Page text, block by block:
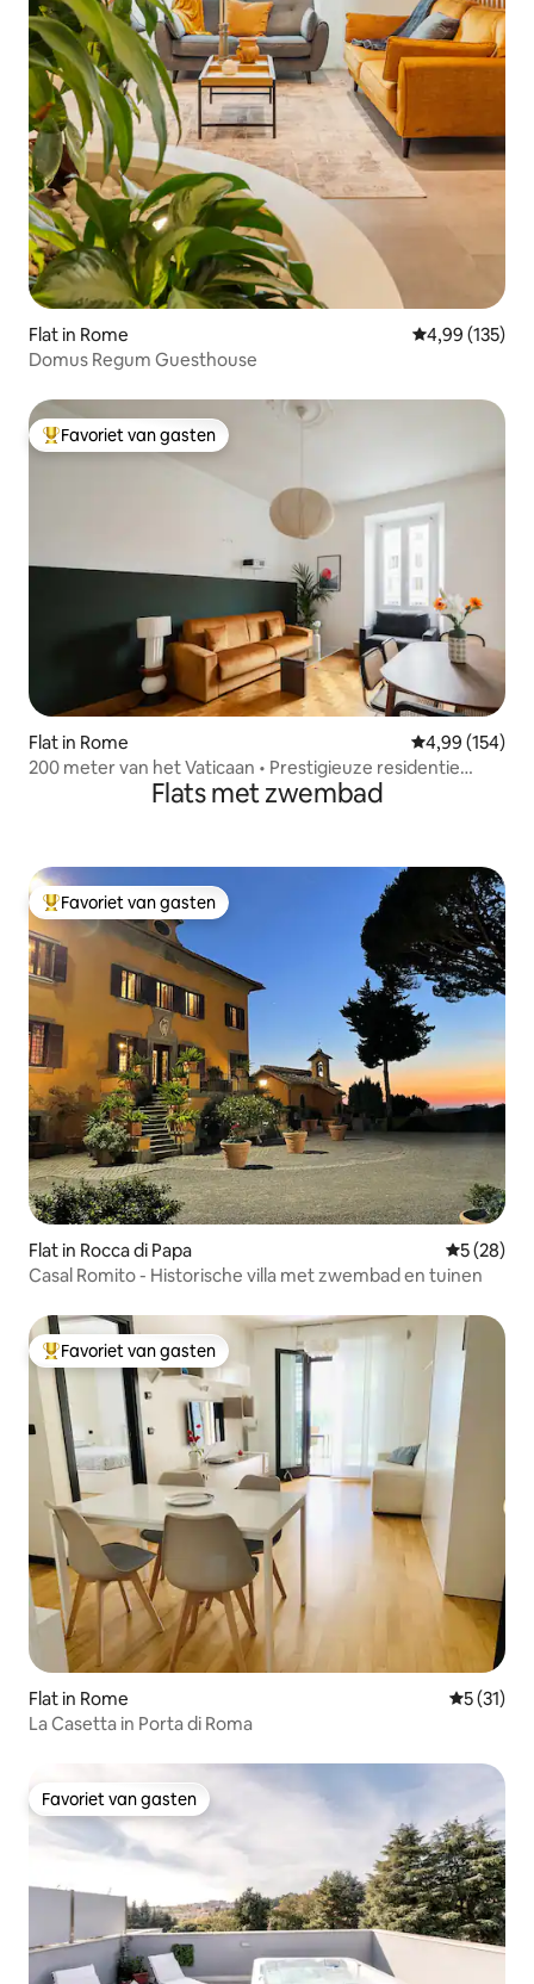
Flat in Rome Gemiddelde
4,99 (135)
Domus Regum Guesthouse
Topfavoriet van gasten
Favoriet van gasten
Flat in Rome Gemiddelde
4,99 (154)
200 meter van het Vaticaan • Prestigieuze residentie
Flats met zwembad
Topfavoriet van gasten
Favoriet van gasten
Flat in Rocca di Papa
5 (28)
Casal Romito - Historische villa met zwembad en tuinen
Topfavoriet van gasten
Favoriet van gasten
Flat in Rome
5 (31)
La Casetta in Porta di Roma
Favoriet van gasten
Favoriet van gasten